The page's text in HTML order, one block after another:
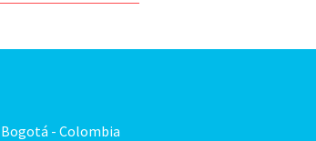
Bogotá - Colombia